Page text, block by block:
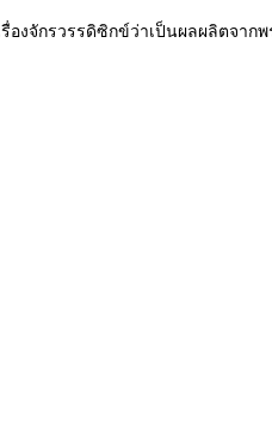
องจักรวรรดิซิกข์ว่าเป็นผลผลิตจ